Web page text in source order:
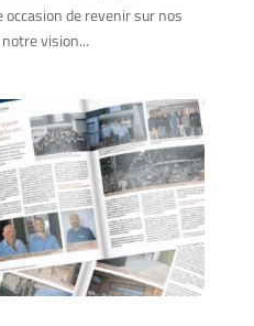
de revenir sur nos
vision...